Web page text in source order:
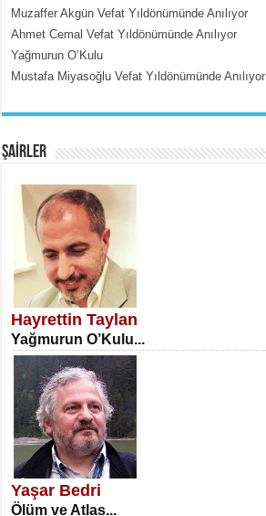
SATILMIŞ ÜMİT ÇETİNKAYA
Erkenlik...
NECLA DİLEK ARSLAN
Öğretmenler Günü Mahkemesi...
Muzaffer Akgün Vefat Yıldönümünde Anılıyor
Ahmet Cemal Vefat Yıldönümünde Anılıyor
Yağmurun O’Kulu
Mustafa Miyasoğlu Vefat Yıldönümünde Anılıyor
ŞAİRLER
Hayrettin Taylan
Yağmurun O’Kulu...
Yaşar Bedri
Ölüm ve Atlas...